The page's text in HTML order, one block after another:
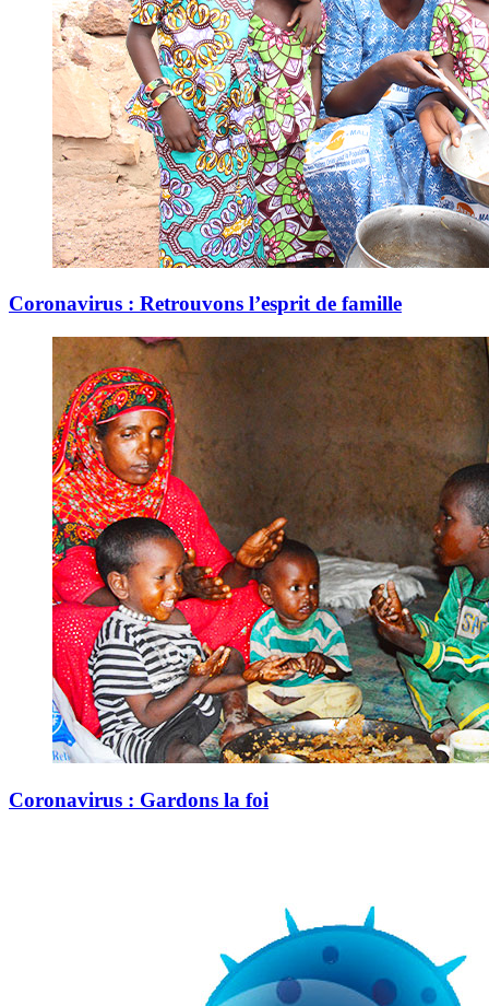
Coronavirus : Retrouvons l’esprit de famille
Coronavirus : Gardons la foi